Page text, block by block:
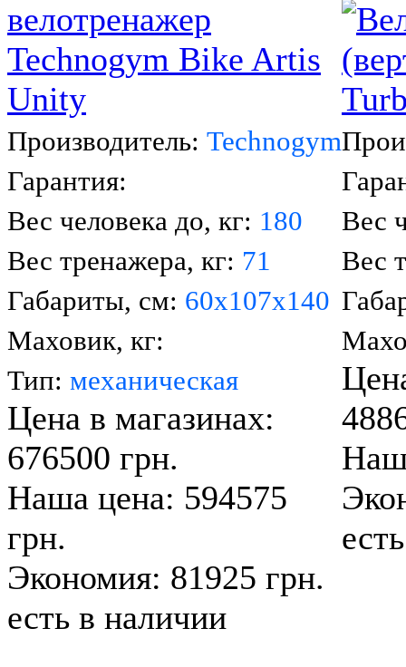
Производитель: Technogym
Гарантия:
Вес человека до, кг: 180
Вес тренажера, кг: 71
Габариты, см: 60x107х140
Маховик, кг:
Тип: механическая
Цена в магазинах:
676500 грн.
Наша цена: 594575
грн.
Экономия: 81925 грн.
есть в наличии
Вес
Вес